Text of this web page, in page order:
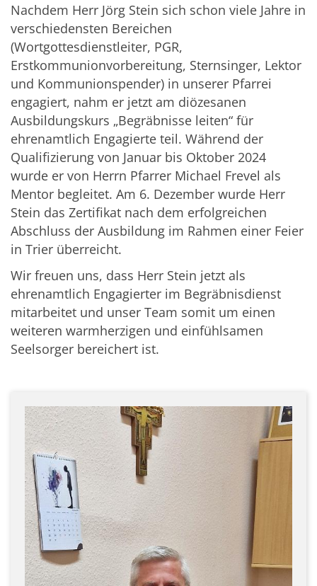
Nachdem Herr Jörg Stein sich schon viele Jahre in
verschiedensten Bereichen
(Wortgottesdienstleiter, PGR,
Erstkommunionvorbereitung, Sternsinger, Lektor
und Kommunionspender) in unserer Pfarrei
engagiert, nahm er jetzt am diözesanen
Ausbildungskurs „Begräbnisse leiten“ für
ehrenamtlich Engagierte teil. Während der
Qualifizierung von Januar bis Oktober 2024
wurde er von Herrn Pfarrer Michael Frevel als
Mentor begleitet. Am 6. Dezember wurde Herr
Stein das Zertifikat nach dem erfolgreichen
Abschluss der Ausbildung im Rahmen einer Feier
in Trier überreicht.
Wir freuen uns, dass Herr Stein jetzt als
ehrenamtlich Engagierter im Begräbnisdienst
mitarbeitet und unser Team somit um einen
weiteren warmherzigen und einfühlsamen
Seelsorger bereichert ist.